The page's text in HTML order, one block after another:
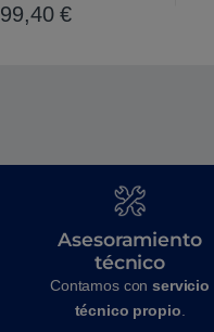
99,40€
Asesoramiento
técnico
Contamos conservicio
técnico propio.